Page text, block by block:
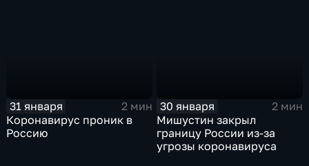
31 января
2 мин
Коронавирус проник в
Россию
30 января
2 мин
Мишустин закрыл
границу России из-за
угрозы коронавируса